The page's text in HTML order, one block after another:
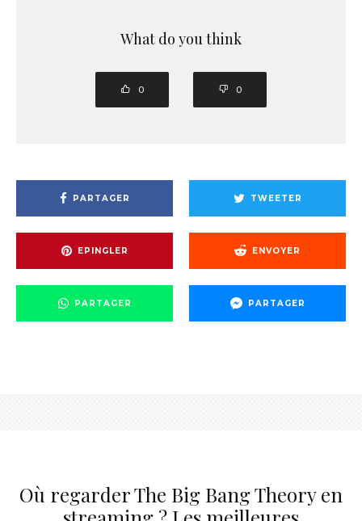
What do you think
0 0
PARTAGER TWEETER
EPINGLER ENVOYER
PARTAGER PARTAGER
Où regarder The Big Bang Theory en